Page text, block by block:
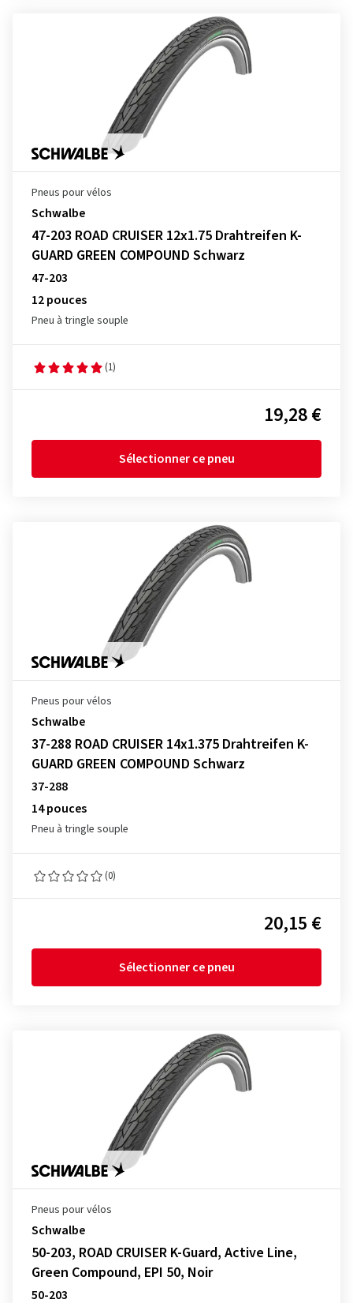
Pneus pour vélos
Schwalbe
47-203 ROAD CRUISER 12x1.75 Drahtreifen K-
GUARD GREEN COMPOUND Schwarz
47-203
12 pouces
Pneu à tringle souple
(1)
19,28 €
Sélectionner ce pneu
Pneus pour vélos
Schwalbe
37-288 ROAD CRUISER 14x1.375 Drahtreifen K-
GUARD GREEN COMPOUND Schwarz
37-288
14 pouces
Pneu à tringle souple
(0)
20,15 €
Sélectionner ce pneu
Pneus pour vélos
Schwalbe
50-203, ROAD CRUISER K-Guard, Active Line,
Green Compound, EPI 50, Noir
50-203